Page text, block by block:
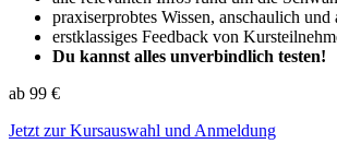
praxiserprobtes Wissen, anschaulich
erstklassiges Feedback von
Du kannst alles unverbindlich testen!
ab 99 €
Jetzt zur Kursauswahl und Anmeldung